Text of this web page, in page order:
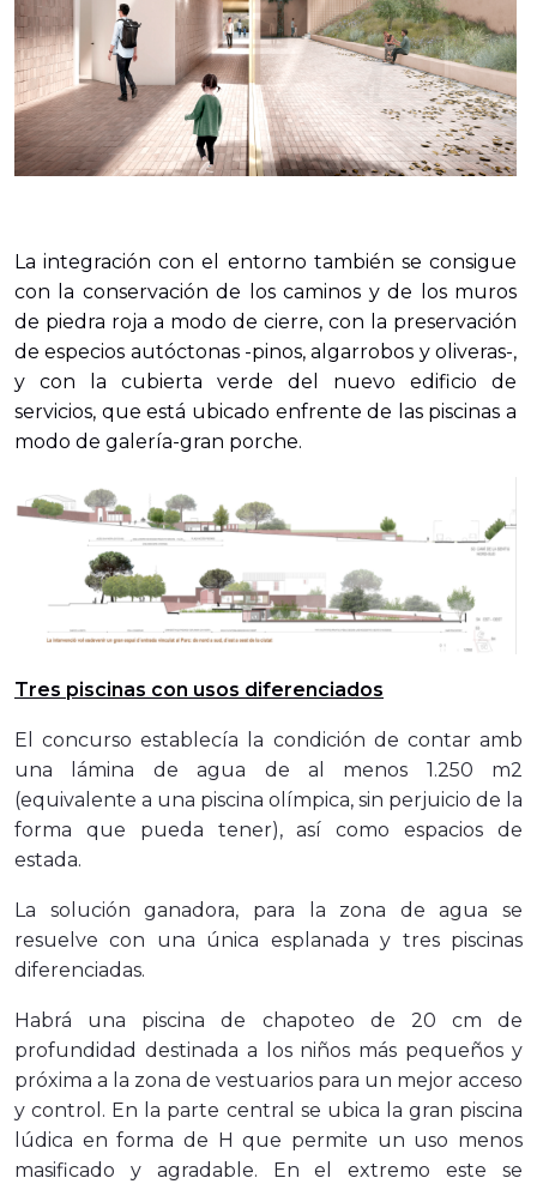
La integración con el entorno también se consigue
con la conservación de los caminos y de los muros
de piedra roja a modo de cierre, con la preservación
de especios autóctonas -pinos, algarrobos y oliveras-,
y con la cubierta verde del nuevo edificio de
servicios, que está ubicado enfrente de las piscinas a
modo de galería-gran porche.
Tres piscinas con usos diferenciados
El concurso establecía la condición de contar amb
una lámina de agua de al menos 1.250 m2
(equivalente a una piscina olímpica, sin perjuicio de la
forma que pueda tener), así como espacios de
estada.
La solución ganadora, para la zona de agua se
resuelve con una única esplanada y tres piscinas
diferenciadas.
Habrá una piscina de chapoteo de 20 cm de
profundidad destinada a los niños más pequeños y
próxima a la zona de vestuarios para un mejor acceso
y control. En la parte central se ubica la gran piscina
lúdica en forma de H que permite un uso menos
masificado y agradable. En el extremo este se